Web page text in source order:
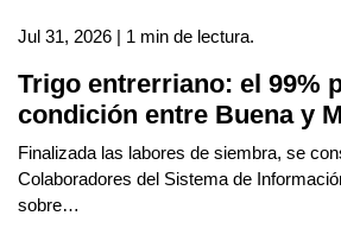
Jul 31, 2026 | 1 min de lectura.
Trigo entrerriano: el 99%
condición entre Buena y
Finalizada las labores de siembra, se
Colaboradores del Sistema de
sobre…